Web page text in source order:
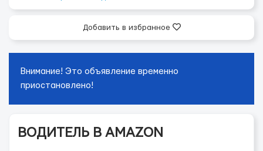
Добавить в избранное
Внимание! Это объявление временно
приостановлено!
ВОДИТЕЛЬ В AMAZON